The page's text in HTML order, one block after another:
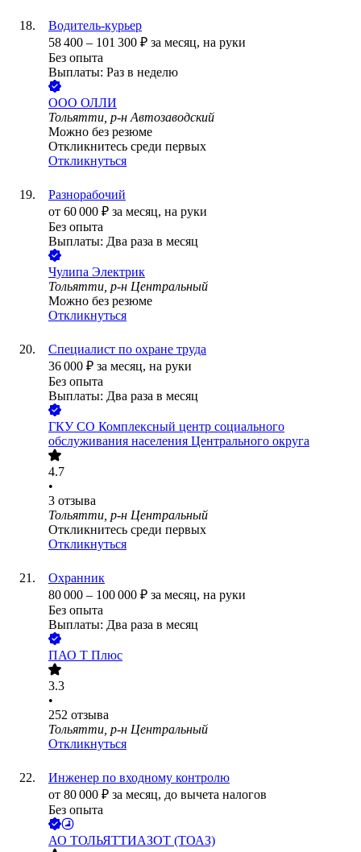
Водитель-курьер
58 400 – 101 300 ₽ за месяц, на руки
Без опыта
Выплаты: Раз в неделю
ООО ОЛЛИ
Тольятти, р-н Автозаводский
Можно без резюме
Откликнитесь среди первых
Откликнуться
Разнорабочий
от 60 000 ₽ за месяц, на руки
Без опыта
Выплаты: Два раза в месяц
Чулипа Электрик
Тольятти, р-н Центральный
Можно без резюме
Откликнуться
Специалист по охране труда
36 000 ₽ за месяц, на руки
Без опыта
Выплаты: Два раза в месяц
ГКУ СО Комплексный центр социального
обслуживания населения Центрального округа
4.7
•
3 отзыва
Тольятти, р-н Центральный
Откликнитесь среди первых
Откликнуться
Охранник
80 000 – 100 000 ₽ за месяц, на руки
Без опыта
Выплаты: Два раза в месяц
ПАО Т Плюс
3.3
•
252 отзыва
Тольятти, р-н Центральный
Откликнуться
Инженер по входному контролю
от 80 000 ₽ за месяц, до вычета налогов
Без опыта
АО ТОЛЬЯТТИАЗОТ (ТОАЗ)